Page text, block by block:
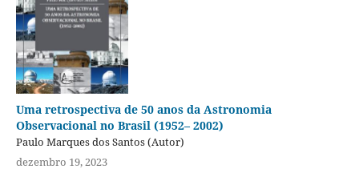
Uma retrospectiva de 50 anos da Astronomia
Observacional no Brasil (1952– 2002)
Paulo Marques dos Santos (Autor)
dezembro 19, 2023